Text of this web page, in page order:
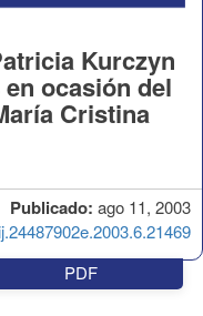
Publicado: ago 11, 2003
Kurczyn
ocasión del
Cristina
PDF